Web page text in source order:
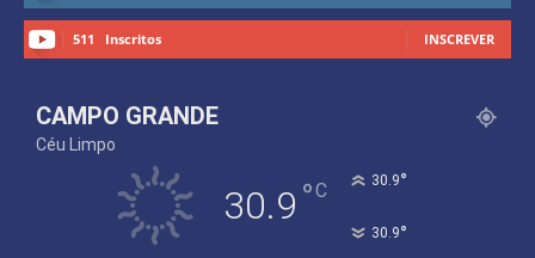
511 Inscritos INSCREVER
CAMPO GRANDE
Céu Limpo
30.9 °C 30.9°
30.9°